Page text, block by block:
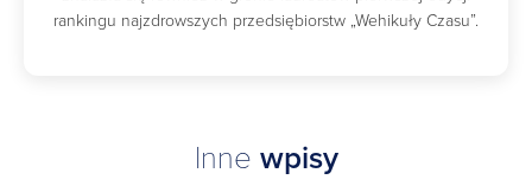
rankingu najzdrowszych przedsiębiorstw „Wehikuły Czasu”.
Inne wpisy